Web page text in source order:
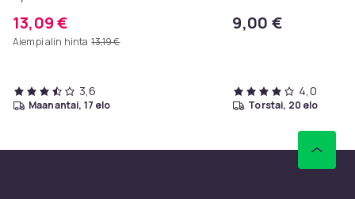
13,09 €
Aiempi alin hinta 13,19 €
3,6
maanantai, 17 elo
9,00 €
4,0
torstai, 20 elo